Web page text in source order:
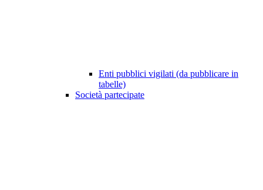
Enti pubblici vigilati (da pubblicare in
tabelle)
Società partecipate